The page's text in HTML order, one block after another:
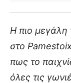
Η πιο μεγάλη
στο
πως το
όλες τις